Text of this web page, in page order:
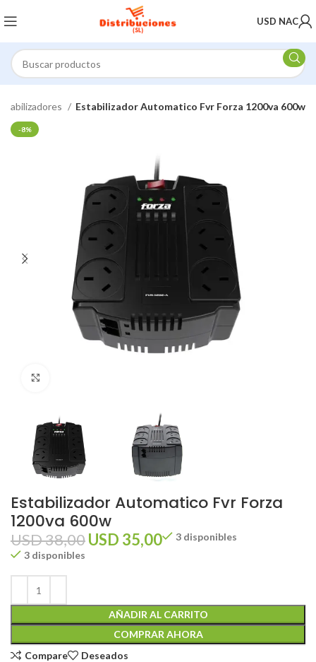
USD NAC
Estabilizador Automatico Fvr Forza 1200va 600w
-8%
Estabilizador Automatico Fvr Forza
1200va 600w
USD38,00USD 35,00
3 disponibles
3 disponibles
AÑADIR AL CARRITO
COMPRAR AHORA
Compare
Deseados